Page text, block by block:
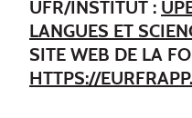
UFR/INSTITUT :
LANGUES ET
SITE WEB DE LA
HTTPS://